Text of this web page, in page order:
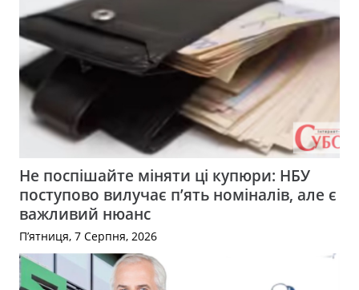
Не поспішайте міняти ці купюри: НБУ
поступово вилучає п’ять номіналів, але є
важливий нюанс
П’ятниця, 7 Серпня, 2026